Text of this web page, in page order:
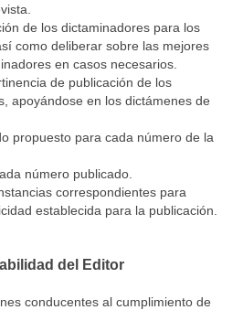
de los dictaminadores para los
como deliberar sobre las mejores
en casos necesarios.
de publicación de los
apoyándose en los dictámenes de
propuesto para cada número de la
número publicado.
correspondientes para
establecida para la publicación.
del Editor
conducentes al cumplimiento de